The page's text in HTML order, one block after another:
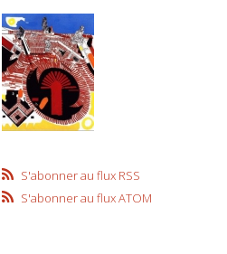
S'abonner au flux RSS
S'abonner au flux ATOM